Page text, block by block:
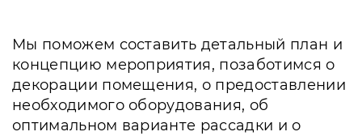
Мы поможем составить детальный план и
концепцию мероприятия, позаботимся о
декорации помещения, о предоставлении
необходимого оборудования, об
оптимальном варианте рассадки и о